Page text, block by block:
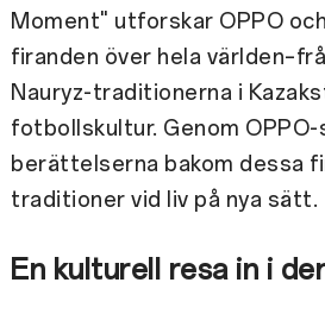
Moment" utforskar OPPO
firanden över hela
Nauryz-traditionerna i
fotbollskultur. Genom
berättelserna bakom dessa
traditioner vid liv på nya sätt.
En kulturell resa in i